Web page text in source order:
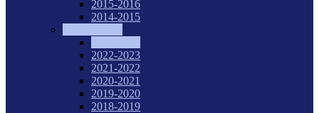
2015-2016
2014-2015
2022-2023
2021-2022
2020-2021
2019-2020
2018-2019